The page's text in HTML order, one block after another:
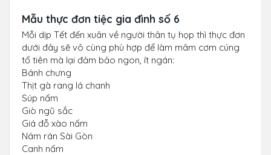
Mẫu thực đơn tiệc gia đình số 6
Mỗi dịp Tết đến xuân về người thân tụ họp thì thực đơn
dưới đây sẽ vô cùng phù hợp để làm mâm cơm cúng
tổ tiên mà lại đảm bảo ngon, ít ngán:
Bánh chưng
Thịt gà rang lá chanh
Súp nấm
Giò ngũ sắc
Giá đỗ xào nấm
Nám rán Sài Gòn
Canh nấm